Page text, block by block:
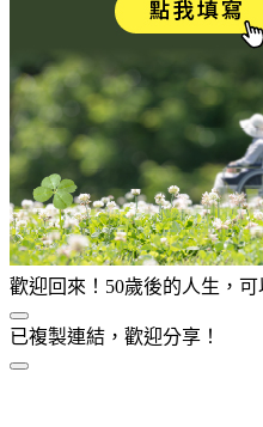
歡迎回來！50歲後的人生，可
已複製連結，歡迎分享！